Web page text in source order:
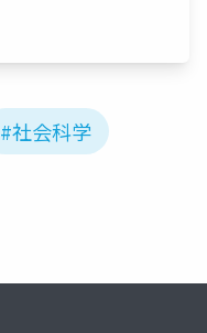
#社会科学